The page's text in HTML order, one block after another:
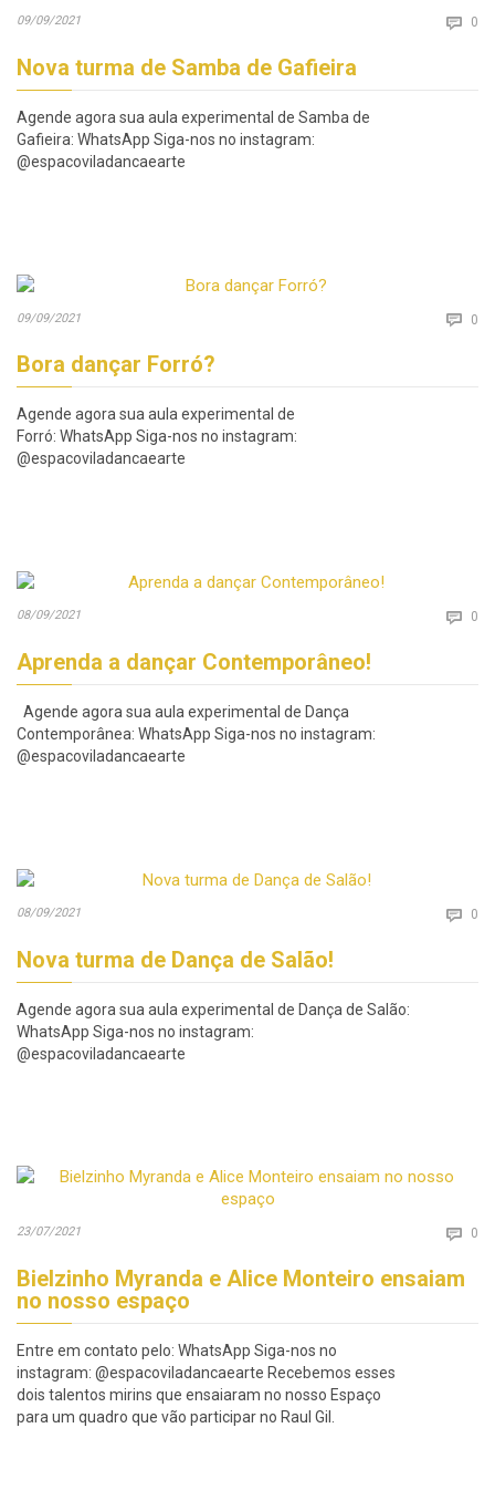
09/09/2021  0
Nova turma de Samba de Gafieira
Agende agora sua aula experimental de Samba de
Gafieira: WhatsApp Siga-nos no instagram:
@espacoviladancaearte
09/09/2021  0
Bora dançar Forró?
Agende agora sua aula experimental de
Forró: WhatsApp Siga-nos no instagram:
@espacoviladancaearte
08/09/2021  0
Aprenda a dançar Contemporâneo!
Agende agora sua aula experimental de Dança
Contemporânea: WhatsApp Siga-nos no instagram:
@espacoviladancaearte
08/09/2021  0
Nova turma de Dança de Salão!
Agende agora sua aula experimental de Dança de Salão:
WhatsApp Siga-nos no instagram:
@espacoviladancaearte
23/07/2021  0
Bielzinho Myranda e Alice Monteiro ensaiam
no nosso espaço
Entre em contato pelo: WhatsApp Siga-nos no
instagram: @espacoviladancaearte Recebemos esses
dois talentos mirins que ensaiaram no nosso Espaço
para um quadro que vão participar no Raul Gil.